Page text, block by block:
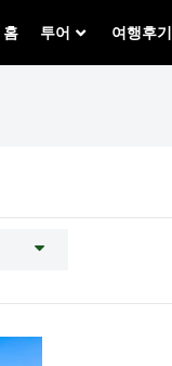
홈 투어 여행후기